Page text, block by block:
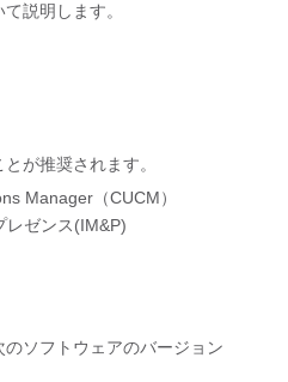
説明します。
が推奨されます。
Manager（CUCM）
レゼンス(IM&P)
ソフトウェアのバージョン